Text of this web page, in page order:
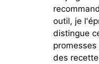
outil, je
distingue
des